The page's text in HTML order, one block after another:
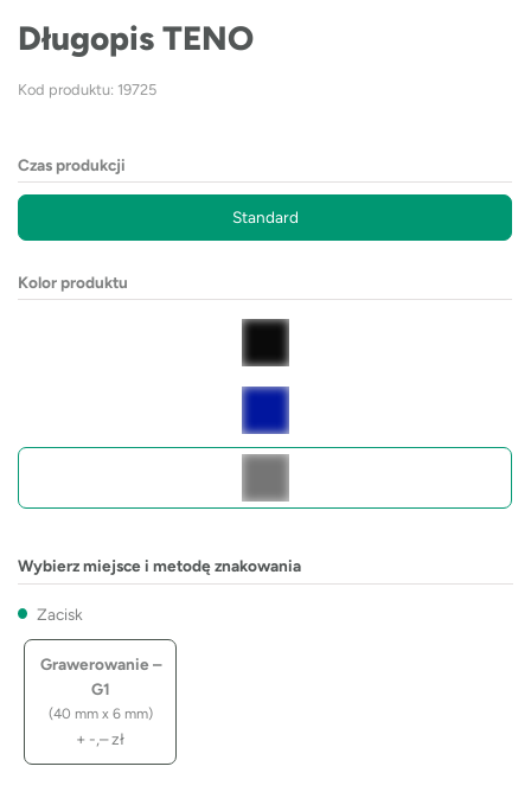
Długopis TENO
Kod produktu: 19725
Czas produkcji
Standard
Kolor produktu
Wybierz miejsce i metodę znakowania
Zacisk
Grawerowanie –
G1
(40 mm x 6 mm)
+ -,–zł